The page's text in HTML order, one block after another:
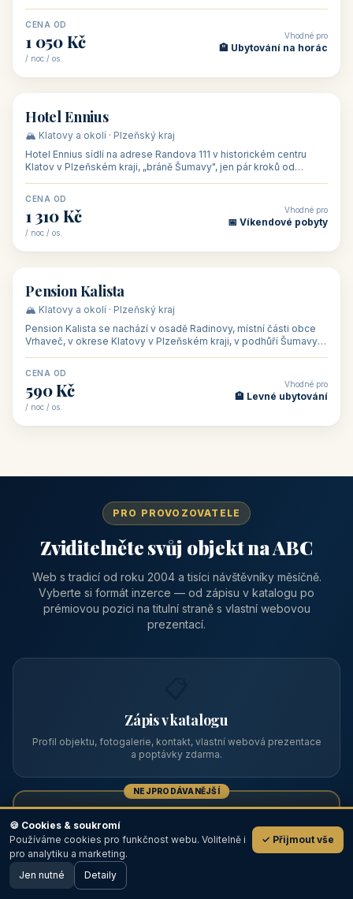
CENA OD
1 050 Kč
/ noc / os.
Vhodné pro
🏨 Ubytování na horác
🏨 hotel
Hotel Ennius
🏔️ Klatovy a okolí · Plzeňský kraj
Hotel Ennius sídlí na adrese Randova 111 v historickém centru
Klatov v Plzeňském kraji, „bráně Šumavy", jen pár kroků od
CENA OD
1 310 Kč
/ noc / os.
Vhodné pro
📅 Víkendové pobyty
🏡 penzion
Pension Kalista
🏔️ Klatovy a okolí · Plzeňský kraj
Pension Kalista se nachází v osadě Radinovy, místní části obce
Vrhaveč, v okrese Klatovy v Plzeňském kraji, v podhůří Šumavy
CENA OD
590 Kč
/ noc / os.
Vhodné pro
🏨 Levné ubytování
PRO PROVOZOVATELE
Zviditelněte svůj objekt na ABC
Web s tradicí od roku 2004 a tisíci návštěvníky měsíčně.
Vyberte si formát inzerce — od zápisu v katalogu po
prémiovou pozici na titulní straně s vlastní webovou
prezentací.
Zápis v katalogu
Profil objektu, fotogalerie, kontakt, vlastní webová prezentace
a poptávky zdarma.
NEJPRODÁVANĚJŠÍ
Prémiový partner
TOP pozice na titulce, přednost ve výpisech, zlatý odznak a
💬
🖥️ Desktop verze
🍪 Cookies & soukromí
Používáme cookies pro funkčnost webu. Volitelně i
pro analytiku a marketing.
✓ Přijmout vše
Jen nutné Detaily